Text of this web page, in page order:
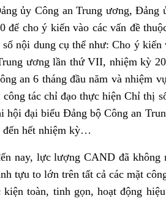
ủy Công an Trung ương,
để cho ý kiến vào các vấn đề
nội dung cụ thể như: Cho ý
ương lần thứ VII, nhiệm kỳ
an 6 tháng đầu năm và nhiệm
công tác chỉ đạo thực hiện Chỉ thị
hội đại biểu Đảng bộ Công an
đến hết nhiệm kỳ…
nay, lực lượng CAND đã không
tựu to lớn trên tất cả các mặt
kiện toàn, tinh gọn, hoạt động